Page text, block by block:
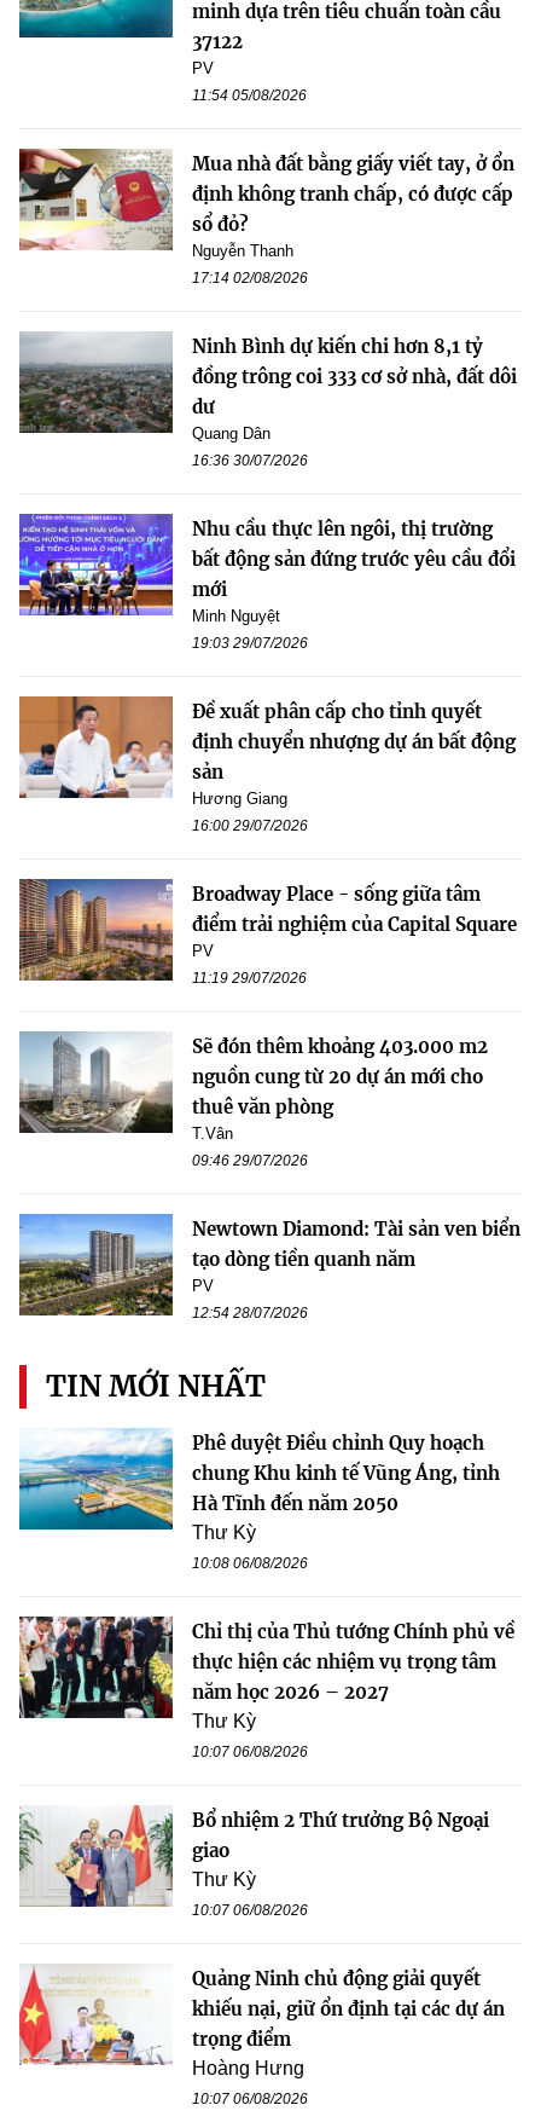
minh dựa trên tiêu chuẩn toàn cầu
37122
PV
11:54 05/08/2026
Mua nhà đất bằng giấy viết tay, ở ổn
định không tranh chấp, có được cấp
sổ đỏ?
Nguyễn Thanh
17:14 02/08/2026
Ninh Bình dự kiến chi hơn 8,1 tỷ
đồng trông coi 333 cơ sở nhà, đất dôi
dư
Quang Dân
16:36 30/07/2026
Nhu cầu thực lên ngôi, thị trường
bất động sản đứng trước yêu cầu đổi
mới
Minh Nguyệt
19:03 29/07/2026
Đề xuất phân cấp cho tỉnh quyết
định chuyển nhượng dự án bất động
sản
Hương Giang
16:00 29/07/2026
Broadway Place - sống giữa tâm
điểm trải nghiệm của Capital Square
PV
11:19 29/07/2026
Sẽ đón thêm khoảng 403.000 m2
nguồn cung từ 20 dự án mới cho
thuê văn phòng
T.Vân
09:46 29/07/2026
Newtown Diamond: Tài sản ven biển
tạo dòng tiền quanh năm
PV
12:54 28/07/2026
TIN MỚI NHẤT
Phê duyệt Điều chỉnh Quy hoạch
chung Khu kinh tế Vũng Áng, tỉnh
Hà Tĩnh đến năm 2050
Thư Kỳ
10:08 06/08/2026
Chỉ thị của Thủ tướng Chính phủ về
thực hiện các nhiệm vụ trọng tâm
năm học 2026 – 2027
Thư Kỳ
10:07 06/08/2026
Bổ nhiệm 2 Thứ trưởng Bộ Ngoại
giao
Thư Kỳ
10:07 06/08/2026
Quảng Ninh chủ động giải quyết
khiếu nại, giữ ổn định tại các dự án
trọng điểm
Hoàng Hưng
10:07 06/08/2026